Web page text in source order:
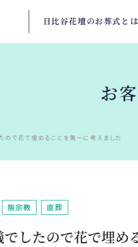
日比谷花壇のお葬式とは
お
ので花で埋めることを第一に考えました
無宗教 直葬
したので花で埋め